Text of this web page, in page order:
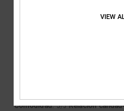
Comodidad: 5/5 Relación
VIEW